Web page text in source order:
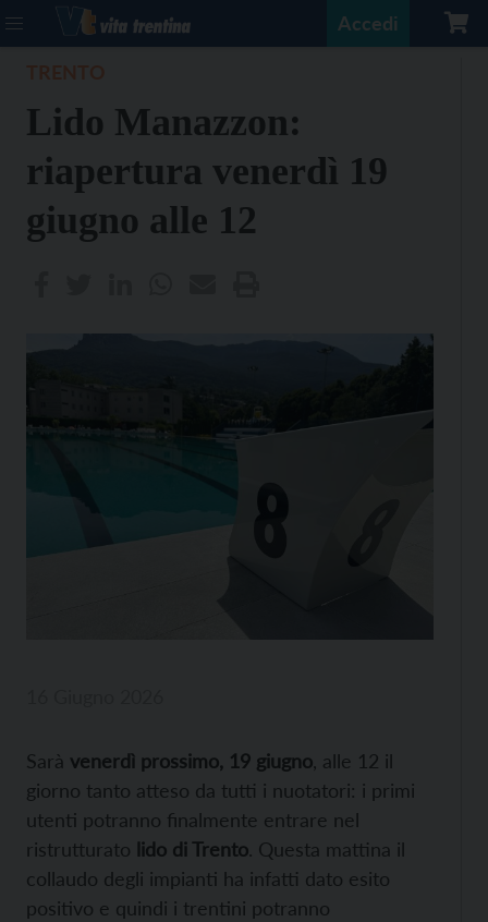
Accedi
Lido Manazzon:
riapertura venerdì 19
giugno alle 12
Sarà venerdì prossimo, 19 giugno , alle 12 il
giorno tanto atteso da tutti i nuotatori: i primi
utenti potranno finalmente entrare nel
ristrutturato lido di Trento. Questa mattina il
collaudo degli impianti ha infatti dato esito
positivo e quindi i trentini potranno